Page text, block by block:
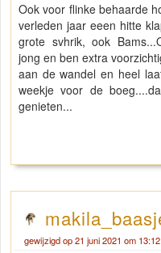
Ook voor flinke behaarde
verleden jaar eeen hitte
grote svhrik, ook
jong en ben extra
aan de wandel en heel
weekje voor de
genieten...
gewijzigd op 21 juni 2021 om 13:12